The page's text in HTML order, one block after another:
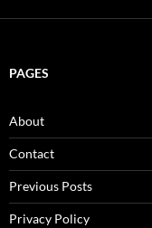
PAGES
About
Contact
Previous Posts
Privacy Policy